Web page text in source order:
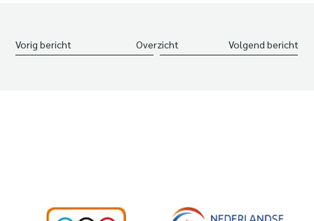
Vorig bericht Overzicht Volgend bericht